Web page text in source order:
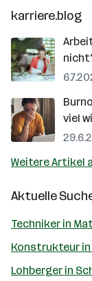
karriere.blog
viel
Weitere Artikel
Aktuelle
Techniker in
Konstrukteur
Lohberger in